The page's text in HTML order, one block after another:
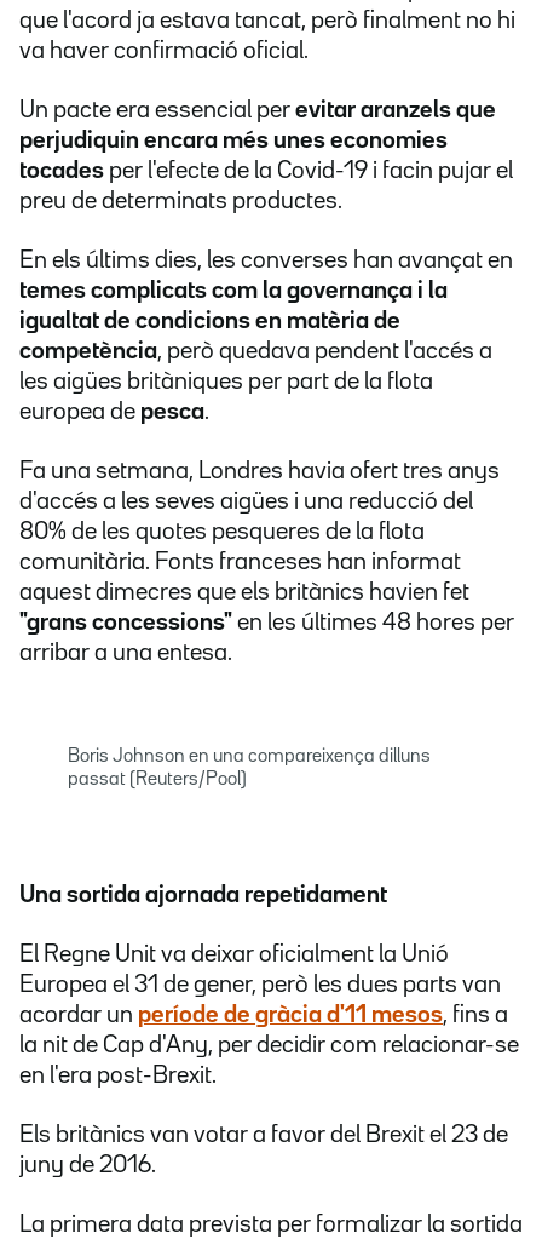
que l'acord ja estava tancat, però finalment no hi
va haver confirmació oficial.
Un pacte era essencial per evitar aranzels que
perjudiquin encara més unes economies
tocades per l'efecte de la Covid-19 i facin pujar el
preu de determinats productes.
En els últims dies, les converses han avançat en
temes complicats com la governança i la
igualtat de condicions en matèria de
competència, però quedava pendent l'accés a
les aigües britàniques per part de la flota
europea de pesca.
Fa una setmana, Londres havia ofert tres anys
d'accés a les seves aigües i una reducció del
80% de les quotes pesqueres de la flota
comunitària. Fonts franceses han informat
aquest dimecres que els britànics havien fet
"grans concessions" en les últimes 48 hores per
arribar a una entesa.
Boris Johnson en una compareixença dilluns
passat (Reuters/Pool)
Una sortida ajornada repetidament
El Regne Unit va deixar oficialment la Unió
Europea el 31 de gener, però les dues parts van
acordar un període de gràcia d'11 mesos, fins a
la nit de Cap d'Any, per decidir com relacionar-se
en l'era post-Brexit.
Els britànics van votar a favor del Brexit el 23 de
juny de 2016.
La primera data prevista per formalizar la sortida